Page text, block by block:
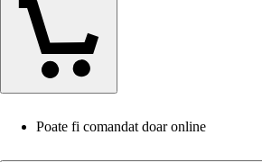
Poate fi comandat doar online